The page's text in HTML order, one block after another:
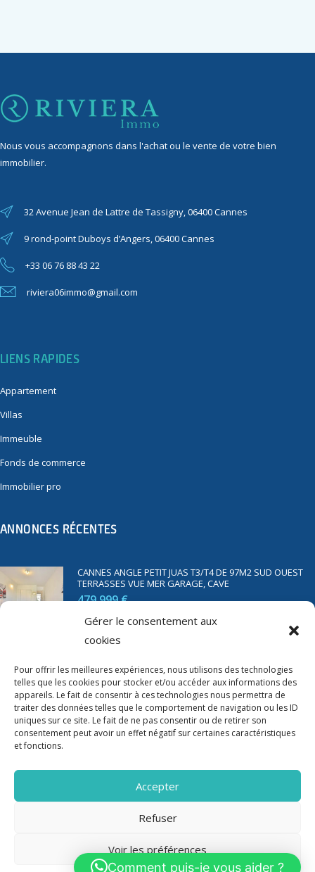
Gérer le consentement aux
cookies
Pour offrir les meilleures expériences, nous utilisons des technologies
telles que les cookies pour stocker et/ou accéder aux informations des
appareils. Le fait de consentir à ces technologies nous permettra de
traiter des données telles que le comportement de navigation ou les ID
uniques sur ce site. Le fait de ne pas consentir ou de retirer son
consentement peut avoir un effet négatif sur certaines caractéristiques
et fonctions.
Accepter
Refuser
Voir les préférences
Nous vous accompagnons dans l'achat ou le vente de votre bien
immobilier.
32 Avenue Jean de Lattre de Tassigny, 06400 Cannes
9 rond-point Duboys d’Angers, 06400 Cannes
+33 06 76 88 43 22
riviera06immo@gmail.com
LIENS RAPIDES
Appartement
Villas
Immeuble
Fonds de commerce
Immobilier pro
ANNONCES RÉCENTES
CANNES ANGLE PETIT JUAS T3/T4 DE 97M2 SUD OUEST
TERRASSES VUE MER GARAGE, CAVE
479 999 €
TERRASSE PARKING
350 000 €
2020-2023 Riviera Immo - Tous Droits réservés -Mentions Légales
Comment puis-je vous aider ?